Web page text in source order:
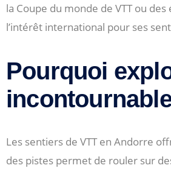
la Coupe du monde de VTT ou
l’intérêt international pour ses
Pourquoi
Les sentiers de VTT en Andorre
des pistes permet de rouler sur